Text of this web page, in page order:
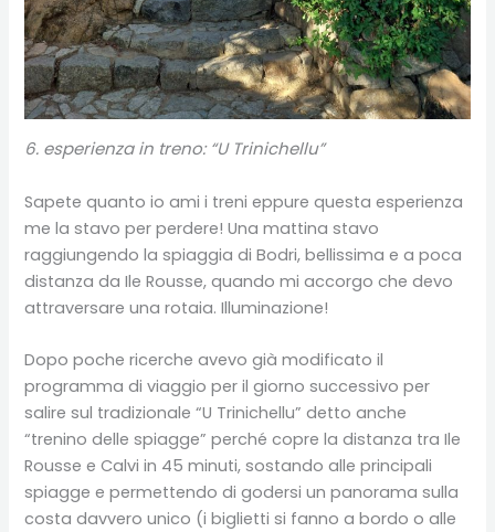
6. esperienza in treno: “U Trinichellu”
Sapete quanto io ami i treni eppure questa esperienza
me la stavo per perdere! Una mattina stavo
raggiungendo la spiaggia di Bodri, bellissima e a poca
distanza da Ile Rousse, quando mi accorgo che devo
attraversare una rotaia. Illuminazione!
Dopo poche ricerche avevo già modificato il
programma di viaggio per il giorno successivo per
salire sul tradizionale “U Trinichellu” detto anche
“trenino delle spiagge” perché copre la distanza tra Ile
Rousse e Calvi in 45 minuti, sostando alle principali
spiagge e permettendo di godersi un panorama sulla
costa davvero unico (i biglietti si fanno a bordo o alle